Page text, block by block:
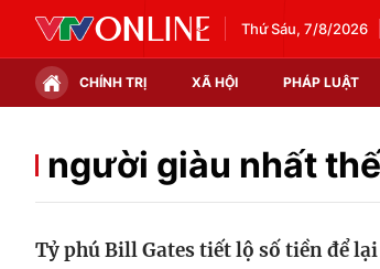
Thứ Sáu, 7/8/2026
CHÍNH TRỊ XÃ HỘI PHÁP LUẬT
Xã hội
người giàu nhất
Tỷ phú Bill Gates tiết lộ số tiền để